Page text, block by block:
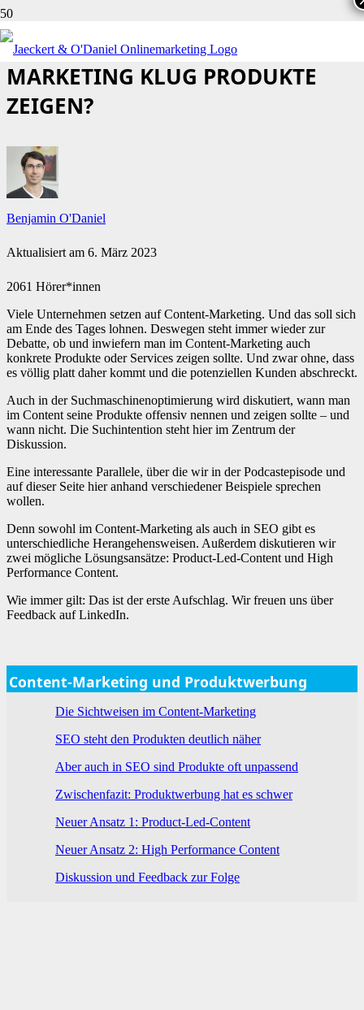
WIE KANN MAN IM CONTENT-
MARKETING KLUG PRODUKTE
ZEIGEN?
Benjamin O'Daniel
Aktualisiert am 6. März 2023
2061 Hörer*innen
Viele Unternehmen setzen auf Content-Marketing. Und das soll sich
am Ende des Tages lohnen. Deswegen steht immer wieder zur
Debatte, ob und inwiefern man im Content-Marketing auch
konkrete Produkte oder Services zeigen sollte. Und zwar ohne, dass
es völlig platt daher kommt und die potenziellen Kunden abschreckt.
Auch in der Suchmaschinenoptimierung wird diskutiert, wann man
im Content seine Produkte offensiv nennen und zeigen sollte – und
wann nicht. Die Suchintention steht hier im Zentrum der
Diskussion.
Eine interessante Parallele, über die wir in der Podcastepisode und
auf dieser Seite hier anhand verschiedener Beispiele sprechen
wollen.
Denn sowohl im Content-Marketing als auch in SEO gibt es
unterschiedliche Herangehensweisen. Außerdem diskutieren wir
zwei mögliche Lösungsansätze: Product-Led-Content und High
Performance Content.
Wie immer gilt: Das ist der erste Aufschlag. Wir freuen uns über
Feedback auf LinkedIn.
Content-Marketing und Produktwerbung
Die Sichtweisen im Content-Marketing
SEO steht den Produkten deutlich näher
Aber auch in SEO sind Produkte oft unpassend
Zwischenfazit: Produktwerbung hat es schwer
Neuer Ansatz 1: Product-Led-Content
Neuer Ansatz 2: High Performance Content
Diskussion und Feedback zur Folge